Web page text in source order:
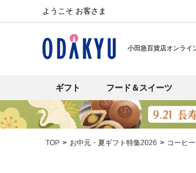
ようこそ お客さま
小田急百貨店オンライ
ギフト フード＆スイーツ
TOP お中元・夏ギフト特集2026 コーヒ